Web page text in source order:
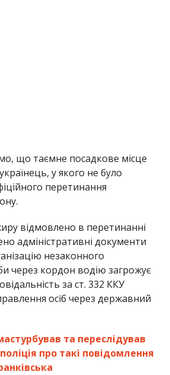
що таємне посадкове місце
у якого не було
перетинання
відмовлено в перетинанні
адміністративні документи
незаконного
через кордон водію загрожує
за ст. 332 ККУ
осіб через державний
та переслідував
про такі повідомлення